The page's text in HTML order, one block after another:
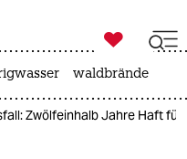

taz zahl ich
waldbrände
Zwölfeinhalb Jahre Haft